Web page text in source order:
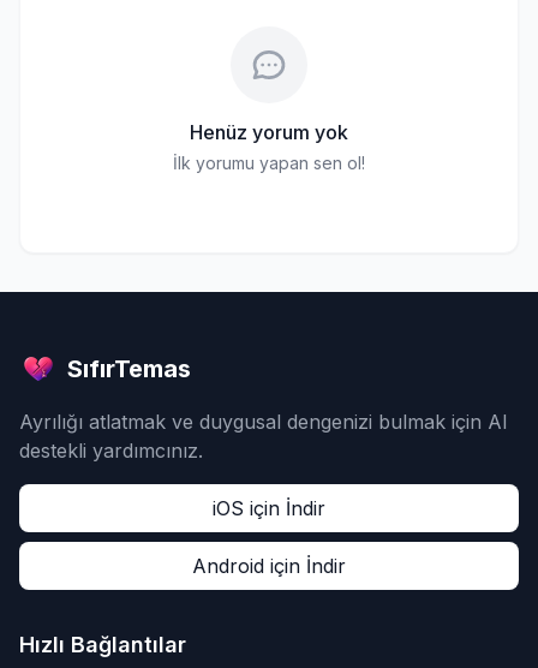
Henüz yorum yok
İlk yorumu yapan sen ol!
SıfırTemas
Ayrılığı atlatmak ve duygusal dengenizi bulmak için AI
destekli yardımcınız.
iOS için İndir
Android için İndir
Hızlı Bağlantılar